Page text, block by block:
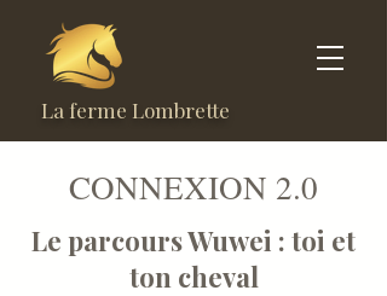
La ferme Lombrette
CONNEXION 2.0
Le parcours Wuwei : toi et
ton cheval